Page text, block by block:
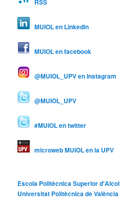
MUIOL en Linkedin
MUIOL en facebook
@MUIOL_UPV en Instagram
@MUIOL_UPV
#MUIOL en twitter
microweb MUIOL en la UPV
Escola Politècnica Superior d'Alcoi
Universitat Politècnica de València